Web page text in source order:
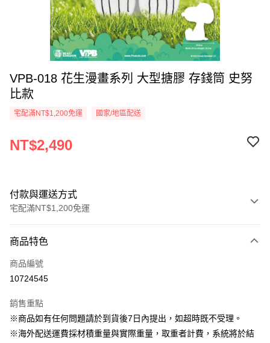
VPB-018 花生漫畫系列 大型搪膠 存錢筒 史努
比款
宅配滿NT$1,200免運 國家/地區配送
NT$2,490
付款與運送方式
宅配滿NT$1,200免運
信用卡一次付款
LINE Pay
街口支付
悠遊付
商品特色
商品編號
10724545
銷售重點
※商品如有任何問題請於到貨後7日內提出，如超時既不受理。
※海外配送運費採材積重量與實際重量，取重者計費，系統將於結